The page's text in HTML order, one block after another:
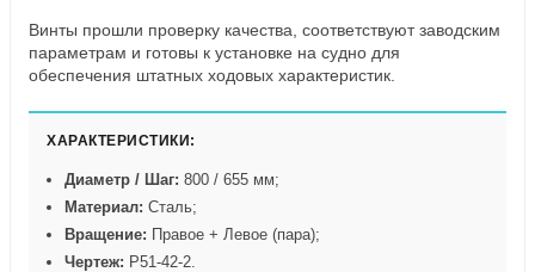
Винты прошли проверку качества, соответствуют заводским
параметрам и готовы к установке на судно для
обеспечения штатных ходовых характеристик.
ХАРАКТЕРИСТИКИ:
Диаметр / Шаг: 800 / 655 мм;
Материал: Сталь;
Вращение: Правое + Левое (пара);
Чертеж: Р51-42-2.